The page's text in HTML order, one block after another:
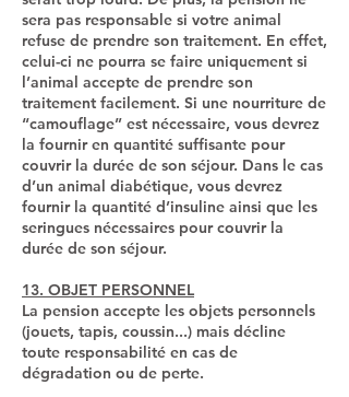
sera pas responsable si votre animal
refuse de prendre son traitement. En effet,
celui-ci ne pourra se faire uniquement si
l’animal accepte de prendre son
traitement facilement. Si une nourriture de
“camouflage” est nécessaire, vous devrez
la fournir en quantité suffisante pour
couvrir la durée de son séjour. Dans le cas
d’un animal diabétique, vous devrez
fournir la quantité d’insuline ainsi que les
seringues nécessaires pour couvrir la
durée de son séjour.
13. OBJET PERSONNEL
La pension accepte les objets personnels
(jouets, tapis, coussin...) mais décline
toute responsabilité en cas de
dégradation ou de perte.